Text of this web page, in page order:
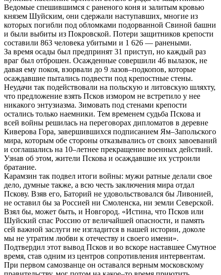
Ведомые спешившимся с раненого коня и залитым кровью
князем Шуйским, они сдержали наступавших, многие из
которых погибли под обломками подорванной Свиной башни
и были выбиты из Покровской. Потери защитников крепости
составили 863 человека убитыми и 1 626 — ранеными.
За время осады был предпринят 31 приступ, но каждый раз
враг был отброшен. Осажденные совершили 46 вылазок, не
давая ему покоя, взорвали до 9 лазов–подкопов, которые
осаждавшие пытались подвести под крепостные стены.
Неудачи так подействовали на польскую и литовскую шляхту,
что предложение взять Псков измором не встретило у нее
никакого энтузиазма. Зимовать под стенами крепости
остались только наемники. Тем временем судьба Пскова и
всей войны решилась на переговорах дипломатов в деревне
Киверова Гора, завершившихся подписанием Ям–Запольского
мира, которым обе стороны отказывались от своих завоеваний
и соглашались на 10–летнее прекращение военных действий.
Узнав об этом, жители Пскова и осаждавшие их устроили
братание.
Карамзин так подвел итоги войны: мужи ратные делали свое
дело, думные также, а всю честь заключения мира отдал
Пскову. Взяв его, Баторий не удовольствовался бы Ливонией,
не оставил бы за Россией ни Смоленска, ни земли Северской.
Взял бы, может быть, и Новгород. «Истина, что Псков или
Шуйский спас Россию от величайшей опасности, и память
сей важной заслуги не изгладится в нашей истории, доколе
мы не утратим любви к отечеству и своего имени».
Подтвердил этот вывод Псков и во вскоре наставшее Смутное
время, став одним из центров сопротивления интервентам.
При первом самозванце он оставался верным московскому